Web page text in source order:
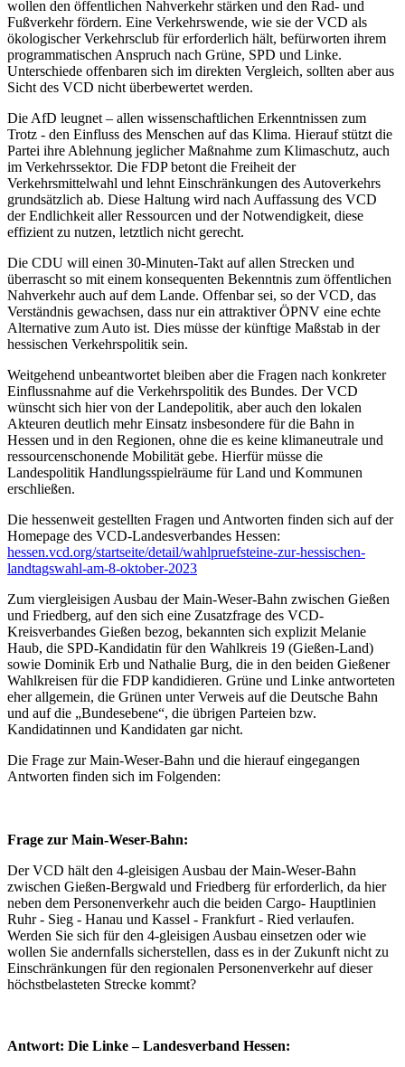
wollen den öffentlichen Nahverkehr stärken und den Rad- und
Fußverkehr fördern. Eine Verkehrswende, wie sie der VCD als
ökologischer Verkehrsclub für erforderlich hält, befürworten ihrem
programmatischen Anspruch nach Grüne, SPD und Linke.
Unterschiede offenbaren sich im direkten Vergleich, sollten aber aus
Sicht des VCD nicht überbewertet werden.
Die AfD leugnet – allen wissenschaftlichen Erkenntnissen zum
Trotz - den Einfluss des Menschen auf das Klima. Hierauf stützt die
Partei ihre Ablehnung jeglicher Maßnahme zum Klimaschutz, auch
im Verkehrssektor. Die FDP betont die Freiheit der
Verkehrsmittelwahl und lehnt Einschränkungen des Autoverkehrs
grundsätzlich ab. Diese Haltung wird nach Auffassung des VCD
der Endlichkeit aller Ressourcen und der Notwendigkeit, diese
effizient zu nutzen, letztlich nicht gerecht.
Die CDU will einen 30-Minuten-Takt auf allen Strecken und
überrascht so mit einem konsequenten Bekenntnis zum öffentlichen
Nahverkehr auch auf dem Lande. Offenbar sei, so der VCD, das
Verständnis gewachsen, dass nur ein attraktiver ÖPNV eine echte
Alternative zum Auto ist. Dies müsse der künftige Maßstab in der
hessischen Verkehrspolitik sein.
Weitgehend unbeantwortet bleiben aber die Fragen nach konkreter
Einflussnahme auf die Verkehrspolitik des Bundes. Der VCD
wünscht sich hier von der Landepolitik, aber auch den lokalen
Akteuren deutlich mehr Einsatz insbesondere für die Bahn in
Hessen und in den Regionen, ohne die es keine klimaneutrale und
ressourcenschonende Mobilität gebe. Hierfür müsse die
Landespolitik Handlungsspielräume für Land und Kommunen
erschließen.
Die hessenweit gestellten Fragen und Antworten finden sich auf der
Homepage des VCD-Landesverbandes Hessen:
hessen.vcd.org/startseite/detail/wahlpruefsteine-zur-hessischen-
landtagswahl-am-8-oktober-2023
Zum viergleisigen Ausbau der Main-Weser-Bahn zwischen Gießen
und Friedberg, auf den sich eine Zusatzfrage des VCD-
Kreisverbandes Gießen bezog, bekannten sich explizit Melanie
Haub, die SPD-Kandidatin für den Wahlkreis 19 (Gießen-Land)
sowie Dominik Erb und Nathalie Burg, die in den beiden Gießener
Wahlkreisen für die FDP kandidieren. Grüne und Linke antworteten
eher allgemein, die Grünen unter Verweis auf die Deutsche Bahn
und auf die „Bundesebene“, die übrigen Parteien bzw.
Kandidatinnen und Kandidaten gar nicht.
Die Frage zur Main-Weser-Bahn und die hierauf eingegangen
Antworten finden sich im Folgenden:
Frage zur Main-Weser-Bahn:
Der VCD hält den 4-gleisigen Ausbau der Main-Weser-Bahn
zwischen Gießen-Bergwald und Friedberg für erforderlich, da hier
neben dem Personenverkehr auch die beiden Cargo- Hauptlinien
Ruhr - Sieg - Hanau und Kassel - Frankfurt - Ried verlaufen.
Werden Sie sich für den 4-gleisigen Ausbau einsetzen oder wie
wollen Sie andernfalls sicherstellen, dass es in der Zukunft nicht zu
Einschränkungen für den regionalen Personenverkehr auf dieser
höchstbelasteten Strecke kommt?
Antwort: Die Linke – Landesverband Hessen: